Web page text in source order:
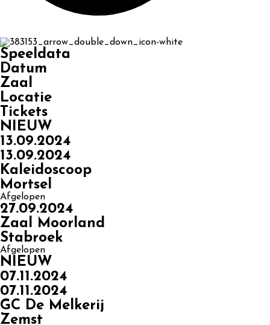
Speeldata
Datum
Zaal
Locatie
Tickets
NIEUW
13.09.2024
13.09.2024
Kaleidoscoop
Mortsel
Afgelopen
27.09.2024
Zaal Moorland
Stabroek
Afgelopen
NIEUW
07.11.2024
07.11.2024
GC De Melkerij
Zemst